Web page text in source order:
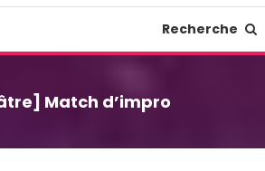
Recherche
Match d’impro